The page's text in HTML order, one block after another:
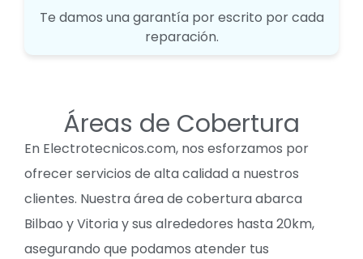
Te damos una garantía por escrito por cada
reparación.
Áreas de Cobertura
En Electrotecnicos.com, nos esforzamos por
ofrecer servicios de alta calidad a nuestros
clientes. Nuestra área de cobertura abarca
Bilbao y Vitoria y sus alrededores hasta 20km,
asegurando que podamos atender tus